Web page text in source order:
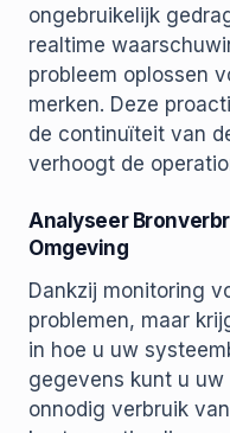
ongebruikelijk
realtime
probleem oplossen
merken. Deze
de continuïteit van
verhoogt de
Analyseer
Omgeving
Dankzij monitoring
problemen, maar
in hoe u uw
gegevens kunt u
onnodig verbruik